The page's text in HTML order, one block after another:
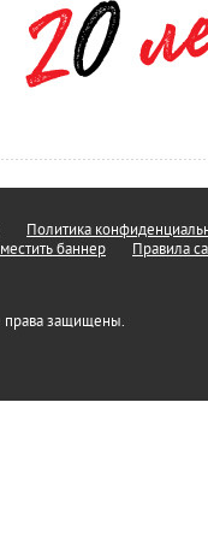
Политика
баннер Правила
права защищены.